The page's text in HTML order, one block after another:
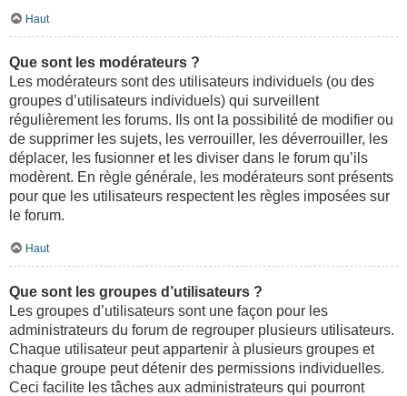
Haut
Que sont les modérateurs ?
Les modérateurs sont des utilisateurs individuels (ou des
groupes d’utilisateurs individuels) qui surveillent
régulièrement les forums. Ils ont la possibilité de modifier ou
de supprimer les sujets, les verrouiller, les déverrouiller, les
déplacer, les fusionner et les diviser dans le forum qu’ils
modèrent. En règle générale, les modérateurs sont présents
pour que les utilisateurs respectent les règles imposées sur
le forum.
Haut
Que sont les groupes d’utilisateurs ?
Les groupes d’utilisateurs sont une façon pour les
administrateurs du forum de regrouper plusieurs utilisateurs.
Chaque utilisateur peut appartenir à plusieurs groupes et
chaque groupe peut détenir des permissions individuelles.
Ceci facilite les tâches aux administrateurs qui pourront